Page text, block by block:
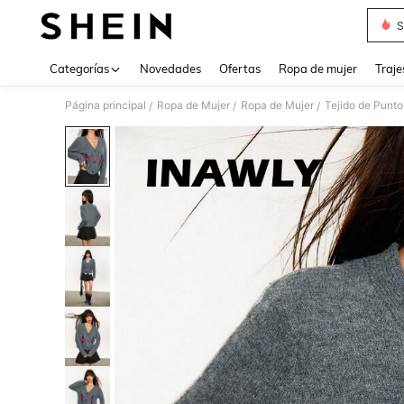
Categorías Novedades Ofertas Ropa de mujer
Página principal / Ropa de Mujer / Ropa de Mujer / Tejido de